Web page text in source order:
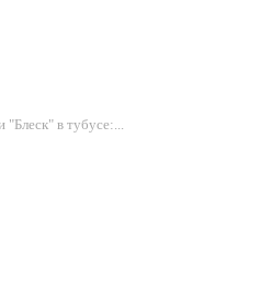
"Блеск" в тубусе:...